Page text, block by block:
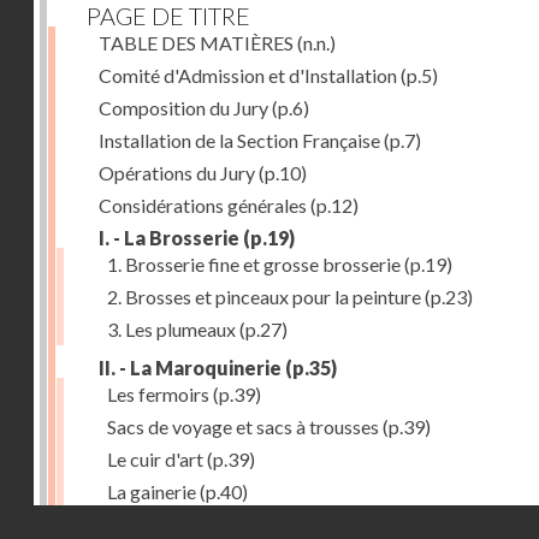
PAGE DE TITRE
TABLE DES MATIÈRES (n.n.)
Comité d'Admission et d'Installation(p.5)
Composition du Jury(p.6)
Installation de la Section Française(p.7)
Opérations du Jury(p.10)
Considérations générales (p.12)
I. - La Brosserie (p.19)
1. Brosserie fine et grosse brosserie(p.19)
2. Brosses et pinceaux pour la peinture(p.23)
3. Les plumeaux(p.27)
II. - La Maroquinerie (p.35)
Les fermoirs (p.39)
Sacs de voyage et sacs à trousses (p.39)
Le cuir d'art(p.39)
La gainerie(p.40)